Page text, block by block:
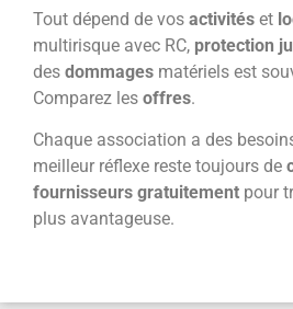
Tout dépend de vos activités et
multirisque avec RC, protection
des dommages matériels est
Comparez les offres.
Chaque association a des
meilleur réflexe reste toujours de
fournisseurs gratuitement pour
plus avantageuse.